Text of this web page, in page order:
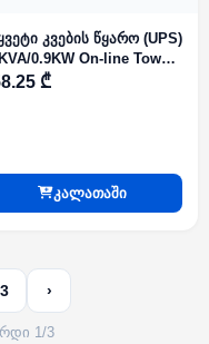
კვების წყარო (UPS)
0.9KW On-line Tower,
2 გარე
₾
კალათაში
3 ›
1/3